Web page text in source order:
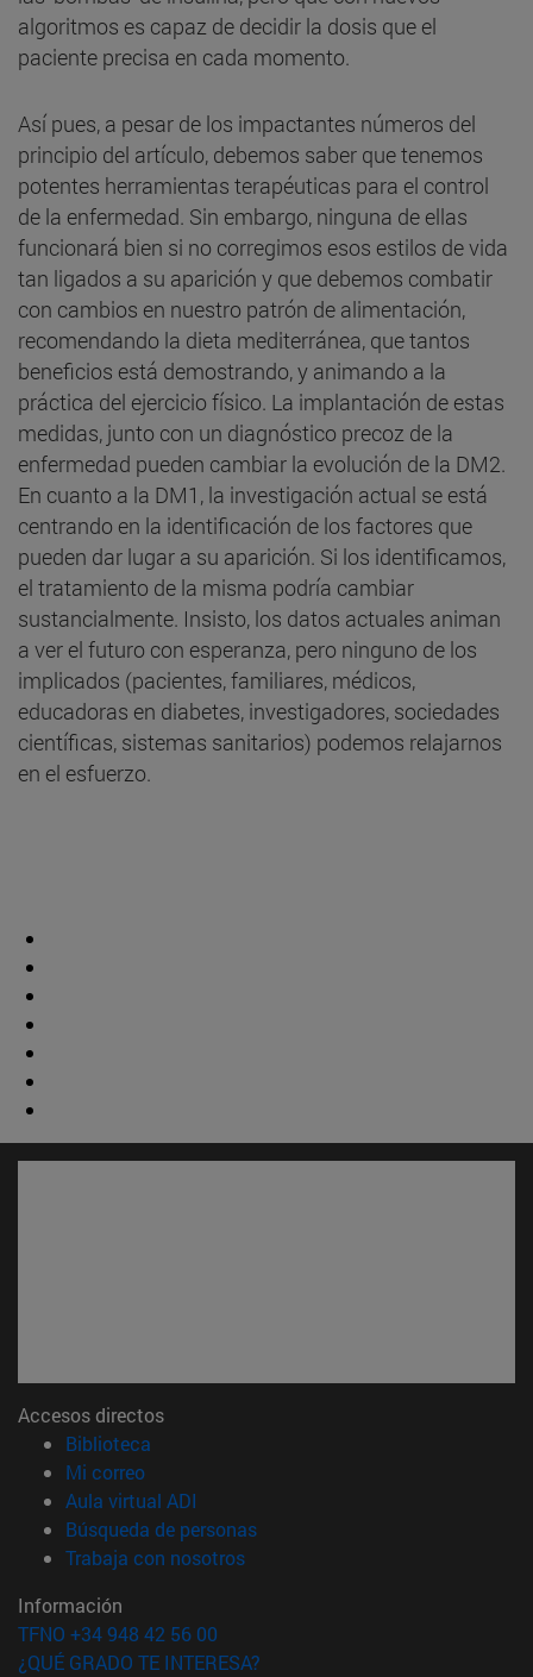
algoritmos es capaz de decidir la dosis que el
paciente precisa en cada momento.
Así pues, a pesar de los impactantes números del
principio del artículo, debemos saber que tenemos
potentes herramientas terapéuticas para el control
de la enfermedad. Sin embargo, ninguna de ellas
funcionará bien si no corregimos esos estilos de vida
tan ligados a su aparición y que debemos combatir
con cambios en nuestro patrón de alimentación,
recomendando la dieta mediterránea, que tantos
beneficios está demostrando, y animando a la
práctica del ejercicio físico. La implantación de estas
medidas, junto con un diagnóstico precoz de la
enfermedad pueden cambiar la evolución de la DM2.
En cuanto a la DM1, la investigación actual se está
centrando en la identificación de los factores que
pueden dar lugar a su aparición. Si los identificamos,
el tratamiento de la misma podría cambiar
sustancialmente. Insisto, los datos actuales animan
a ver el futuro con esperanza, pero ninguno de los
implicados (pacientes, familiares, médicos,
educadoras en diabetes, investigadores, sociedades
científicas, sistemas sanitarios) podemos relajarnos
en el esfuerzo.
Accesos directos
Biblioteca
Mi correo(abre en nueva ventana)
Aula virtual ADI
Búsqueda de personas(abre en nueva ventana)
Trabaja con nosotros(abre en nueva ventana)
Información
TFNO +34 948 42 56 00
¿QUÉ GRADO TE INTERESA?